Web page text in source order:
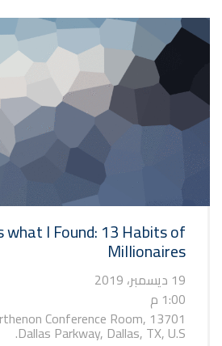
what I Found: 13 Habits of
Millionaires
19 ديسمبر، 2019
1:00 م
Conference Room, 13701
Dallas Parkway, Dallas, TX, U.S.